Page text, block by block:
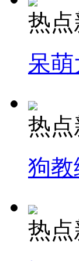
热点
呆
热点
狗
热点